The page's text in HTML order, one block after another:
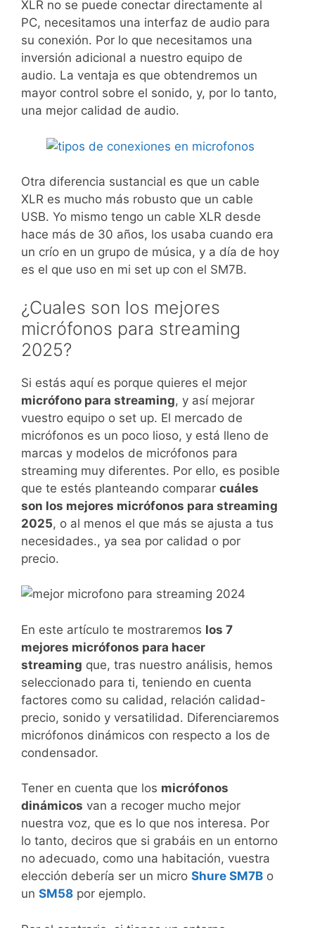
XLR no se puede conectar directamente al
PC, necesitamos una interfaz de audio para
su conexión. Por lo que necesitamos una
inversión adicional a nuestro equipo de
audio. La ventaja es que obtendremos un
mayor control sobre el sonido, y, por lo tanto,
una mejor calidad de audio.
Otra diferencia sustancial es que un cable
XLR es mucho más robusto que un cable
USB. Yo mismo tengo un cable XLR desde
hace más de 30 años, los usaba cuando era
un crío en un grupo de música, y a día de hoy
es el que uso en mi set up con el SM7B.
¿Cuales son los mejores
micrófonos para streaming
2025?
Si estás aquí es porque quieres el mejor
micrófono para streaming, y así mejorar
vuestro equipo o set up. El mercado de
micrófonos es un poco lioso, y está lleno de
marcas y modelos de micrófonos para
streaming muy diferentes. Por ello, es posible
que te estés planteando comparar cuáles
son los mejores micrófonos para streaming
2025, o al menos el que más se ajusta a tus
necesidades., ya sea por calidad o por
precio.
En este artículo te mostraremos los 7
mejores micrófonos para hacer
streaming que, tras nuestro análisis, hemos
seleccionado para ti, teniendo en cuenta
factores como su calidad, relación calidad-
precio, sonido y versatilidad. Diferenciaremos
micrófonos dinámicos con respecto a los de
condensador.
Tener en cuenta que los micrófonos
dinámicos van a recoger mucho mejor
nuestra voz, que es lo que nos interesa. Por
lo tanto, deciros que si grabáis en un entorno
no adecuado, como una habitación, vuestra
elección debería ser un micro Shure SM7B o
un SM58 por ejemplo.